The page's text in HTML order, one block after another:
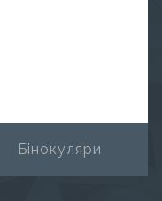
Бінокуляри